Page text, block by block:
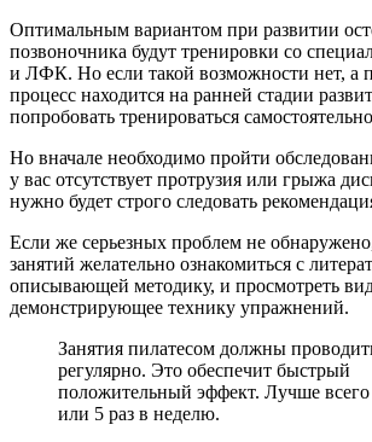
Оптимальным вариантом при развитии
позвоночника будут тренировки со
и ЛФК. Но если такой возможности нет, а
процесс находится на ранней стадии
попробовать тренироваться
Но вначале необходимо пройти
у вас отсутствует протрузия или грыжа
нужно будет строго следовать
Если же серьезных проблем не
занятий желательно ознакомиться с
описывающей методику, и просмотреть
демонстрирующее технику упражнений.
Занятия пилатесом должны
регулярно. Это обеспечит быстрый
положительный эффект. Лучше всего
или 5 раз в неделю.